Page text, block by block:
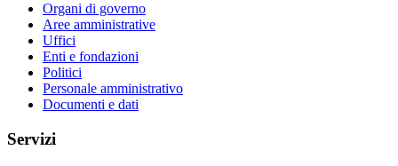
Organi di governo
Aree amministrative
Uffici
Enti e fondazioni
Politici
Personale amministrativo
Documenti e dati
Servizi